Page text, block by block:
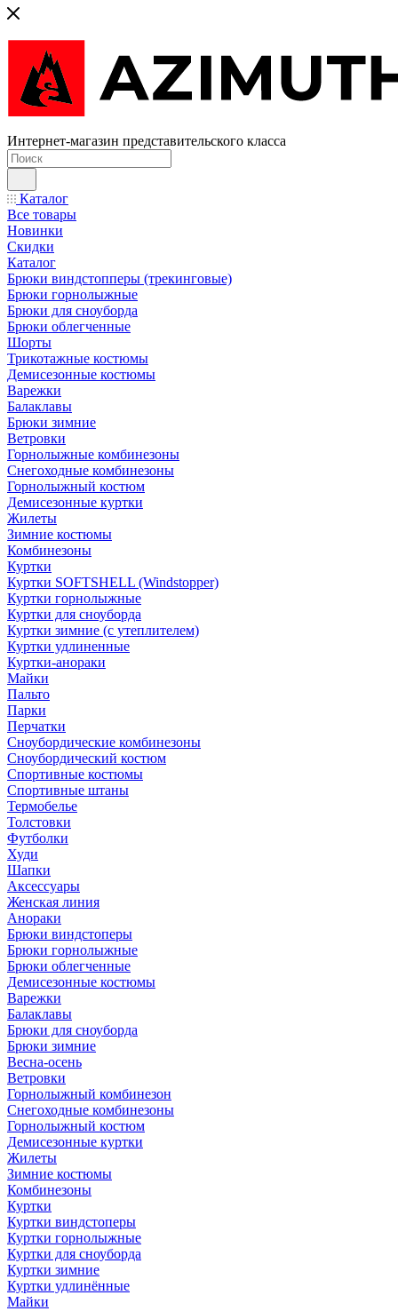
Интернет-магазин представительского класса
Каталог
Все товары
Новинки
Скидки
Каталог
Брюки виндстопперы (трекинговые)
Брюки горнолыжные
Брюки для сноуборда
Брюки облегченные
Шорты
Трикотажные костюмы
Демисезонные костюмы
Варежки
Балаклавы
Брюки зимние
Ветровки
Горнолыжные комбинезоны
Снегоходные комбинезоны
Горнолыжный костюм
Демисезонные куртки
Жилеты
Зимние костюмы
Комбинезоны
Куртки
Куртки SOFTSHELL (Windstopper)
Куртки горнолыжные
Куртки для сноуборда
Куртки зимние (с утеплителем)
Куртки удлиненные
Куртки-анораки
Майки
Пальто
Парки
Перчатки
Сноубордические комбинезоны
Сноубордический костюм
Спортивные костюмы
Спортивные штаны
Термобелье
Толстовки
Футболки
Худи
Шапки
Аксессуары
Женская линия
Анораки
Брюки виндстоперы
Брюки горнолыжные
Брюки облегченные
Демисезонные костюмы
Варежки
Балаклавы
Брюки для сноуборда
Брюки зимние
Весна-осень
Ветровки
Горнолыжный комбинезон
Снегоходные комбинезоны
Горнолыжный костюм
Демисезонные куртки
Жилеты
Зимние костюмы
Комбинезоны
Куртки
Куртки виндстоперы
Куртки горнолыжные
Куртки для сноуборда
Куртки зимние
Куртки удлинённые
Майки